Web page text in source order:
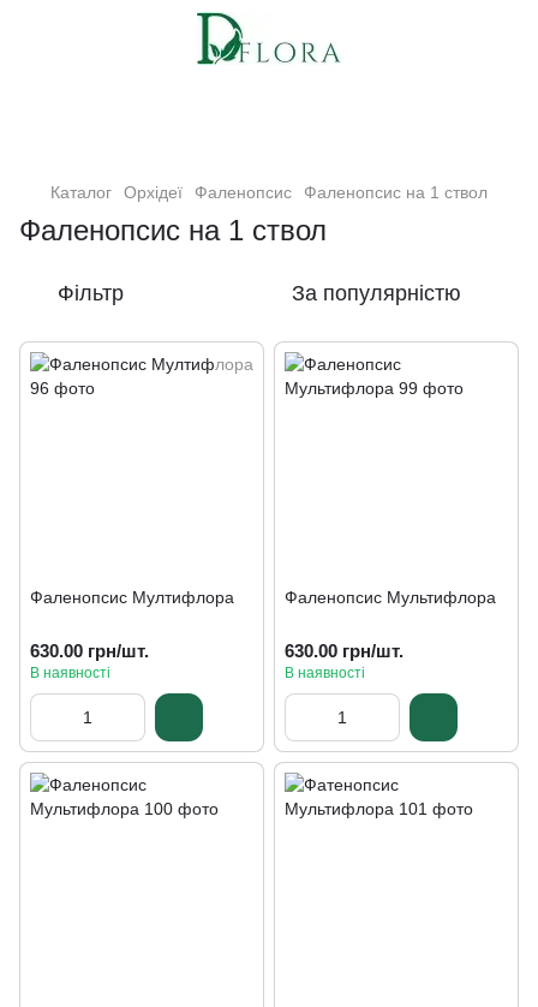
Кімнатні рослини та квіти
Каталог Орхідеї Фаленопсис Фаленопсис на 1 ствол
Фаленопсис на 1 ствол
Фільтр За популярністю
Фаленопсис Мултифлора
630.00 грн/шт.
В наявності
Фаленопсис Мультифлора
630.00 грн/шт.
В наявності